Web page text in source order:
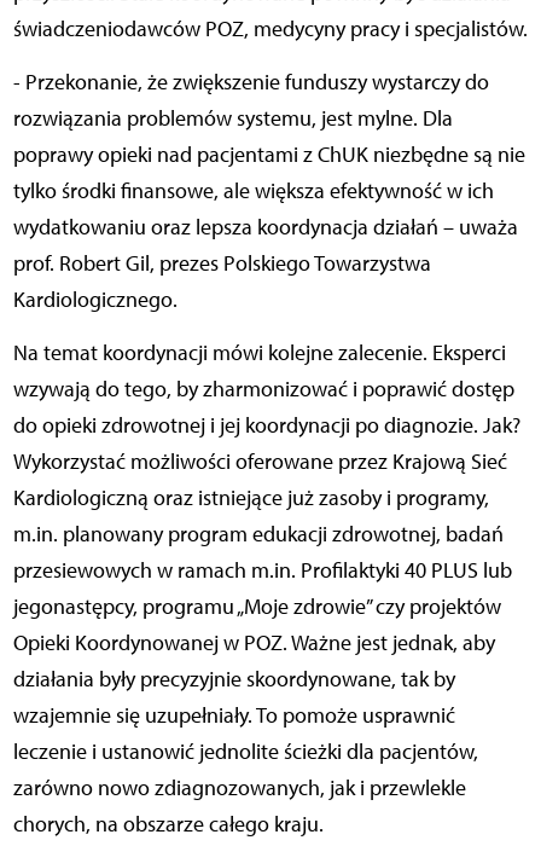
świadczeniodawców POZ, medycyny pracy i specjalistów.
- Przekonanie, że zwiększenie funduszy wystarczy do
rozwiązania problemów systemu, jest mylne. Dla
poprawy opieki nad pacjentami z ChUK niezbędne są nie
tylko środki finansowe, ale większa efektywność w ich
wydatkowaniu oraz lepsza koordynacja działań – uważa
prof. Robert Gil, prezes Polskiego Towarzystwa
Kardiologicznego.
Na temat koordynacji mówi kolejne zalecenie. Eksperci
wzywają do tego, by zharmonizować i poprawić dostęp
do opieki zdrowotnej i jej koordynacji po diagnozie. Jak?
Wykorzystać możliwości oferowane przez Krajową Sieć
Kardiologiczną oraz istniejące już zasoby i programy,
m.in. planowany program edukacji zdrowotnej, badań
przesiewowych w ramach m.in. Profilaktyki 40 PLUS lub
jegonastępcy, programu „Moje zdrowie” czy projektów
Opieki Koordynowanej w POZ. Ważne jest jednak, aby
działania były precyzyjnie skoordynowane, tak by
wzajemnie się uzupełniały. To pomoże usprawnić
leczenie i ustanowić jednolite ścieżki dla pacjentów,
zarówno nowo zdiagnozowanych, jak i przewlekle
chorych, na obszarze całego kraju.